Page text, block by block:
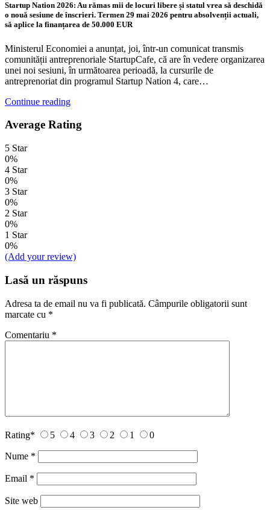
Startup Nation 2026: Au rămas mii de locuri libere și statul vrea să deschidă
o nouă sesiune de înscrieri. Termen 29 mai 2026 pentru absolvenții actuali,
să aplice la finanțarea de 50.000 EUR
Ministerul Economiei a anunțat, joi, într-un comunicat transmis
comunității antreprenoriale StartupCafe, că are în vedere organizarea
unei noi sesiuni, în următoarea perioadă, la cursurile de
antreprenoriat din programul Startup Nation 4, care…
Continue reading
Average Rating
5 Star
0%
4 Star
0%
3 Star
0%
2 Star
0%
1 Star
0%
(Add your review)
Lasă un răspuns
Adresa ta de email nu va fi publicată. Câmpurile obligatorii sunt
marcate cu *
Comentariu *
Rating* 5 4 3 2 1 0
Nume *
Email *
Site web